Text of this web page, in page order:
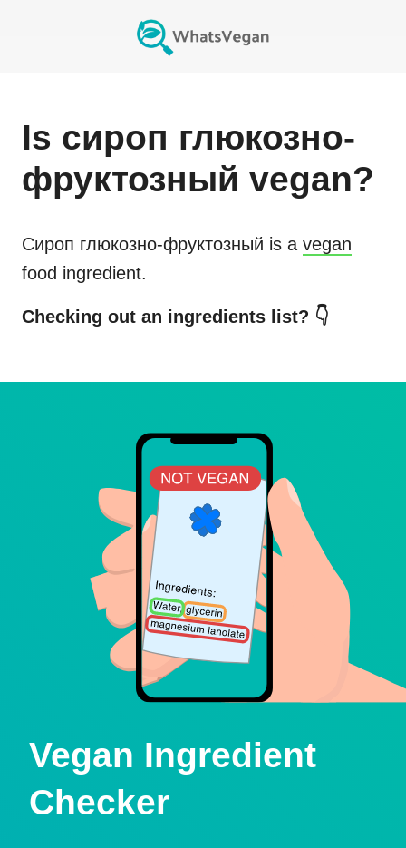
Is сироп глюкозно-
фруктозный vegan?
Сироп глюкозно-фруктозный is a vegan
food ingredient.
Checking out an ingredients list? 👇
Vegan Ingredient
Checker